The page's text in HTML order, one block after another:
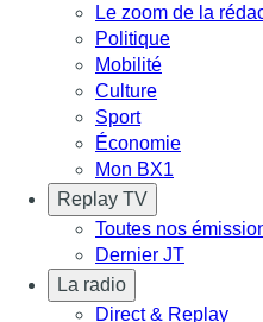
Le zoom de la
Politique
Mobilité
Culture
Sport
Économie
Mon BX1
Replay TV
Toutes nos
Dernier JT
La radio
Direct & Replay